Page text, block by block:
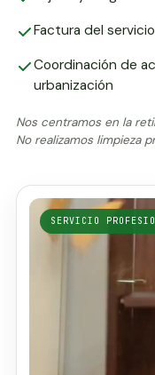
Factura del servicio
Coordinación de
urbanización
Nos centramos en la
No realizamos limpieza
SERVICIO